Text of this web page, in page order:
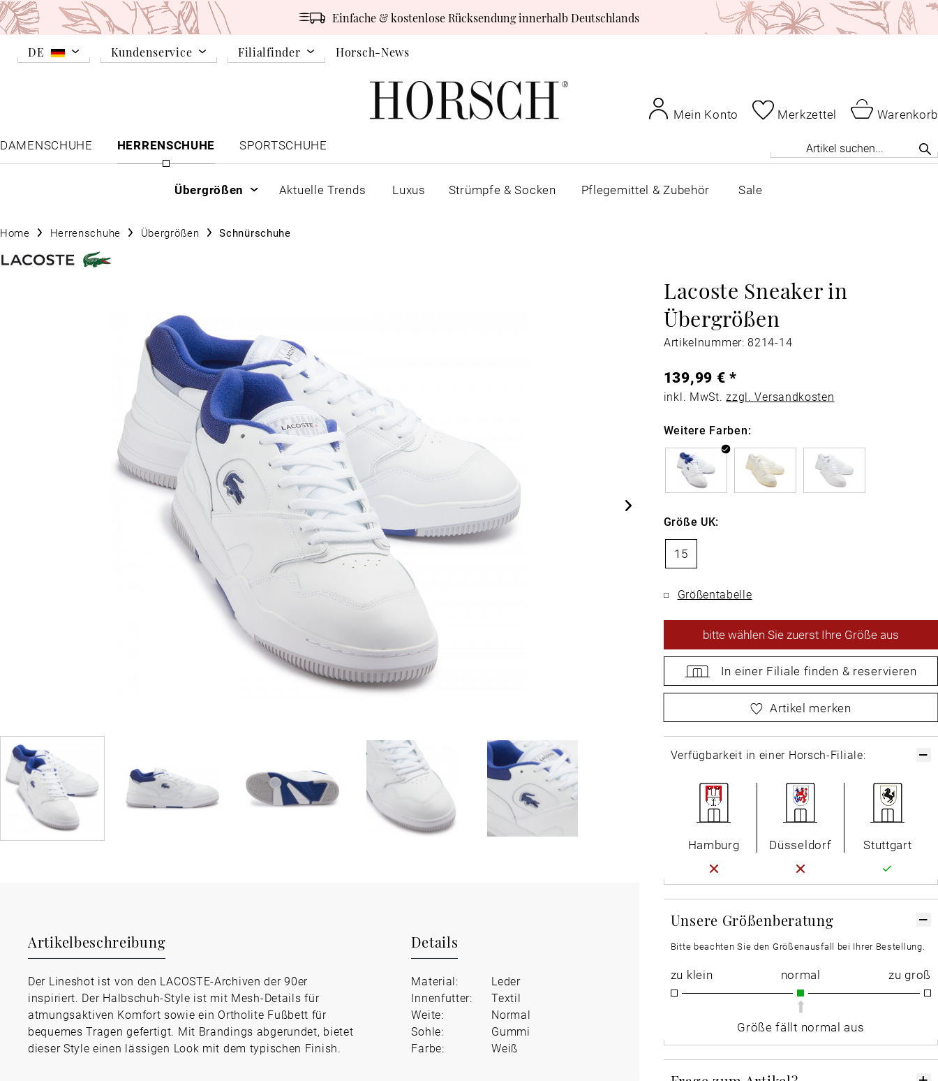
Einfache & kostenlose Rücksendung innerhalb Deutschlands
DE Kundenservice Filialfinder Horsch-News
Mein Konto Merkzettel
Warenkorb
DAMENSCHUHE
HERRENSCHUHE SPORTSCHUHE
Übergrößen Aktuelle Trends Luxus Strümpfe & Socken Pflegemittel & Zubehör Sale
Home Herrenschuhe Übergrößen Schnürschuhe
Lacoste Sneaker in
Übergrößen
Artikelnummer: 8214-14
Artikelbeschreibung
Der Lineshot ist von den LACOSTE-Archiven der 90er
inspiriert. Der Halbschuh-Style ist mit Mesh-Details für
atmungsaktiven Komfort sowie ein Ortholite Fußbett für
bequemes Tragen gefertigt. Mit Brandings abgerundet, bietet
dieser Style einen lässigen Look mit dem typischen Finish.
Details
Material:
Leder
Innenfutter:
Textil
Weite:
Normal
Sohle:
Gummi
Farbe:
Weiß
139,99 € *
inkl. MwSt.zzgl. Versandkosten
Weitere Farben:
Größe UK:
15
Größentabelle
bittewählen Sie zuerst Ihre Größe aus
In einer Filiale finden & reservieren
wählen Sie zuerst Ihre Größe aus
Artikel merken
Verfügbarkeit in einer Horsch-Filiale:
Hamburg Düsseldorf Stuttgart
Unsere Größenberatung
Bitte beachten Sie den Größenausfall bei Ihrer Bestellung.
zu klein normal zu groß
Größe fällt normal aus